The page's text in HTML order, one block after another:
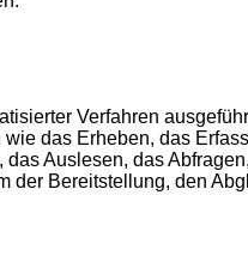
Verfahren
das Erheben, das
Auslesen, das
der Bereitstellung, den